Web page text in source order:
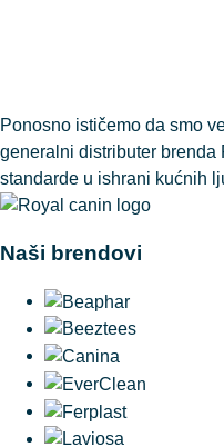
Ponosno ističemo da smo
generalni distributer
standarde u ishrani kućnih
Naši brendovi